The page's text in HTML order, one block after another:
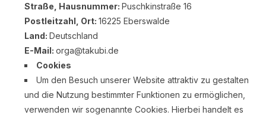
Straße, Hausnummer: Puschkinstraße 16
Postleitzahl, Ort: 16225 Eberswalde
Land: Deutschland
E-Mail: orga@takubi.de
Cookies
Um den Besuch unserer Website attraktiv zu gestalten
und die Nutzung bestimmter Funktionen zu ermöglichen,
verwenden wir sogenannte Cookies. Hierbei handelt es